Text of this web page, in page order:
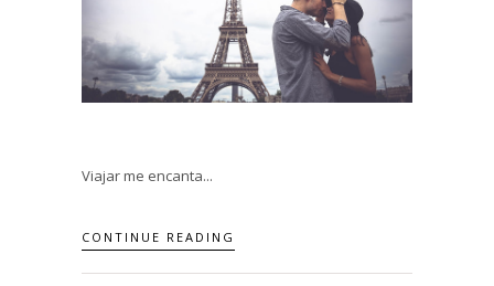
Viajar me encanta...
CONTINUE READING